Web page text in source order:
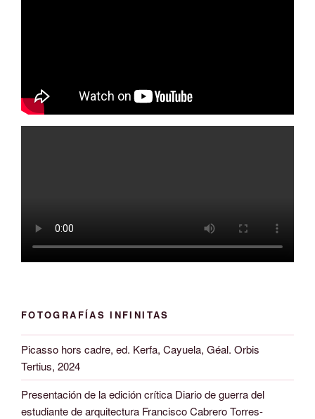
FOTOGRAFÍAS INFINITAS
Picasso hors cadre, ed. Kerfa, Cayuela, Géal. Orbis
Tertius, 2024
Presentación de la edición crítica Diario de guerra del
estudiante de arquitectura Francisco Cabrero Torres-